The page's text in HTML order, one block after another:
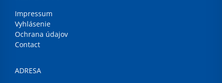
Impressum
Vyhlásenie
Ochrana údajov
Contact
ADRESA